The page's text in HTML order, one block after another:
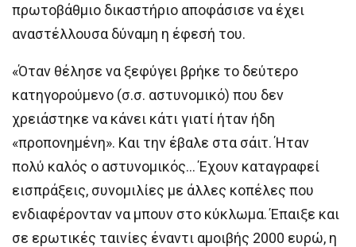
πρωτοβάθμιο δικαστήριο αποφάσισε να έχει
αναστέλλουσα δύναμη η έφεσή του.
«Όταν θέλησε να ξεφύγει βρήκε το δεύτερο
κατηγορούμενο (σ.σ. αστυνομικό) που δεν
χρειάστηκε να κάνει κάτι γιατί ήταν ήδη
«προπονημένη». Και την έβαλε στα σάιτ. Ήταν
πολύ καλός ο αστυνομικός… Έχουν καταγραφεί
εισπράξεις, συνομιλίες με άλλες κοπέλες που
ενδιαφέρονταν να μπουν στο κύκλωμα. Έπαιξε και
σε ερωτικές ταινίες έναντι αμοιβής 2000 ευρώ, η